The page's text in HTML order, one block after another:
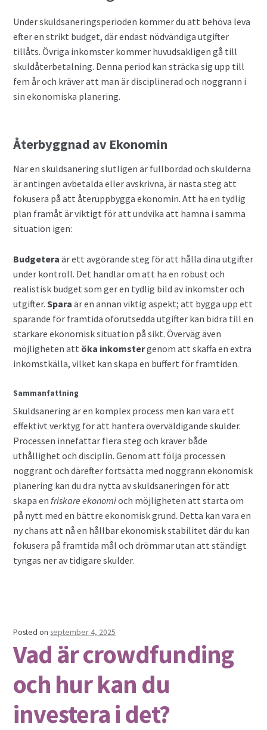
Under skuldsaneringsperioden kommer du att behöva leva
efter en strikt budget, där endast nödvändiga utgifter
tillåts. Övriga inkomster kommer huvudsakligen gå till
skuldåterbetalning. Denna period kan sträcka sig upp till
fem år och kräver att man är disciplinerad och noggrann i
sin ekonomiska planering.
Återbyggnad av Ekonomin
När en skuldsanering slutligen är fullbordad och skulderna
är antingen avbetalda eller avskrivna, är nästa steg att
fokusera på att återuppbygga ekonomin. Att ha en tydlig
plan framåt är viktigt för att undvika att hamna i samma
situation igen:
Budgetera är ett avgörande steg för att hålla dina utgifter
under kontroll. Det handlar om att ha en robust och
realistisk budget som ger en tydlig bild av inkomster och
utgifter.Spara är en annan viktig aspekt; att bygga upp ett
sparande för framtida oförutsedda utgifter kan bidra till en
starkare ekonomisk situation på sikt. Överväg även
möjligheten att öka inkomstergenom att skaffa en extra
inkomstkälla, vilket kan skapa en buffert för framtiden.
Sammanfattning
Skuldsanering är en komplex process men kan vara ett
effektivt verktyg för att hantera överväldigande skulder.
Processen innefattar flera steg och kräver både
uthållighet och disciplin. Genom att följa processen
noggrant och därefter fortsätta med noggrann ekonomisk
planering kan du dra nytta av skuldsaneringen för att
skapa enfriskare ekonomioch möjligheten att starta om
på nytt med en bättre ekonomisk grund. Detta kan vara en
ny chans att nå en hållbar ekonomisk stabilitet där du kan
fokusera på framtida mål och drömmar utan att ständigt
tyngas ner av tidigare skulder.
Posted onseptember 4, 2025
Vad är crowdfunding
och hur kan du
investera i det?